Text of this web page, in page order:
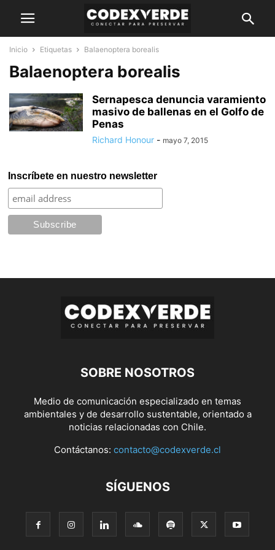
Inicio Etiquetas Balaenoptera borealis
Balaenoptera borealis
Sernapesca denuncia varamiento
masivo de ballenas en el Golfo de
Penas
Richard Honour - mayo 7, 2015
Inscríbete en nuestro newsletter
SOBRE NOSOTROS
Medio de comunicación especializado en temas
ambientales y de desarrollo sustentable, orientado a
noticias relacionadas con Chile.
Contáctanos: contacto@codexverde.cl
SÍGUENOS